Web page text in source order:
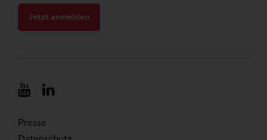
Jetzt anmelden
Presse